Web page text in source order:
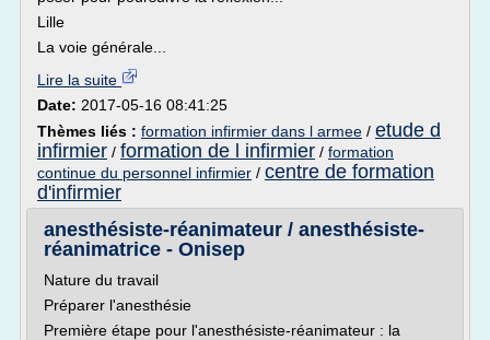
Lille
La voie générale...
Lire la suite
Date: 2017-05-16 08:41:25
Thèmes liés : formation infirmier dans l armee / etude d
infirmier / formation de l infirmier / formation
continue du personnel infirmier / centre de formation
d'infirmier
anesthésiste-réanimateur / anesthésiste-
réanimatrice - Onisep
Nature du travail
Préparer l'anesthésie
Première étape pour l'anesthésiste-réanimateur : la